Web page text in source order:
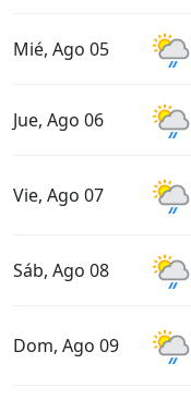
Mié, Ago 05
Jue, Ago 06
Vie, Ago 07
Sáb, Ago 08
Dom, Ago 09